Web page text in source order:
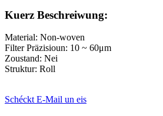
Kuerz Beschreiwung:
Material: Non-woven
Filter Präzisioun: 10 ~ 60μm
Zoustand: Nei
Struktur: Roll
Schéckt E-Mail un eis